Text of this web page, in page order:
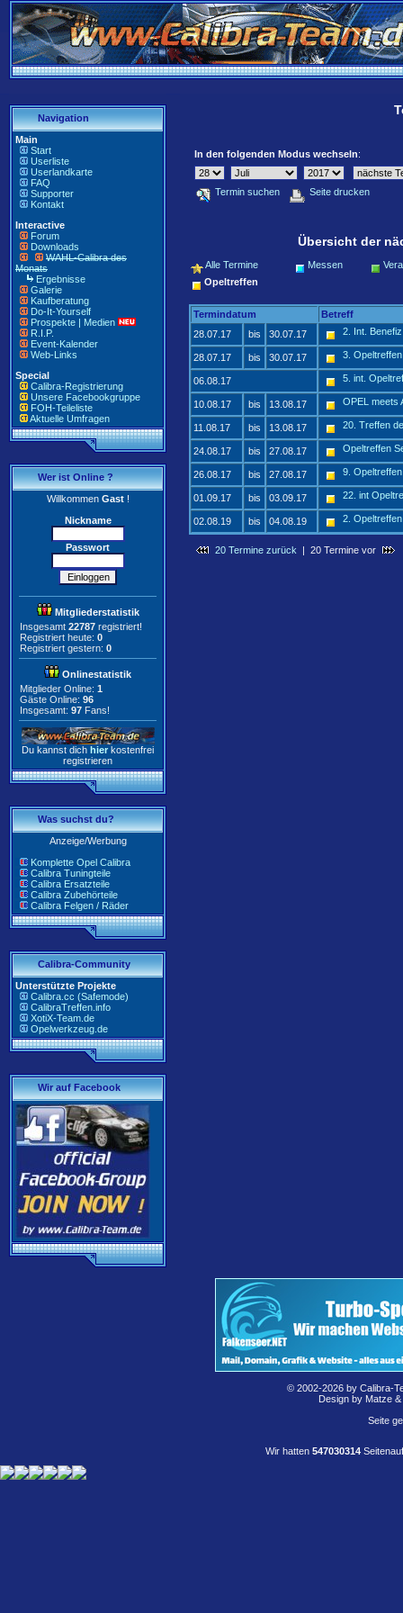
Navigation
Main
Start
Userliste
Userlandkarte
FAQ
Supporter
Kontakt
Interactive
Forum
Downloads
WAHL-Calibra des
Monats
Ergebnisse
Galerie
Kaufberatung
Do-It-Yourself
Prospekte | Medien
R.I.P.
Event-Kalender
Web-Links
Special
Calibra-Registrierung
Unsere Facebookgruppe
FOH-Teileliste
Aktuelle Umfragen
Wer ist Online ?
WillkommenGast!
Nickname
Passwort
Mitgliederstatistik
Insgesamt 22787 registriert!
Registriert heute: 0
Registriert gestern: 0
Onlinestatistik
Mitglieder Online: 1
Gäste Online: 96
Insgesamt: 97 Fans!
Du kannst dich hier kostenfrei
registrieren
Was suchst du?
Anzeige/Werbung
Komplette Opel Calibra
Calibra Tuningteile
Calibra Ersatzteile
Calibra Zubehörteile
Calibra Felgen / Räder
Calibra-Community
Unterstützte Projekte
Calibra.cc (Safemode)
CalibraTreffen.info
XotiX-Team.de
Opelwerkzeug.de
Wir auf Facebook
In den folgenden Modus wechseln:
Termin suchen Seite drucken
Übersicht der
Alle Termine Messen
Opeltreffen
Termindatum
Betreff
28.07.17
bis 30.07.17 2. Int.
28.07.17 bis 30.07.17 3.
06.08.17 5. int.
10.08.17 bis 13.08.17 OPEL meets
11.08.17 bis 13.08.17 20. Treffen
24.08.17 bis 27.08.17 Opeltreffen
26.08.17 bis 27.08.17 9.
01.09.17 bis 03.09.17 22. int
02.08.19 bis 04.08.19 2.
20 Termine zurück | 20 Termine vor
© 2002-2026 by Calibra-
Design by Matze
Seite
Wir hatten 547030314